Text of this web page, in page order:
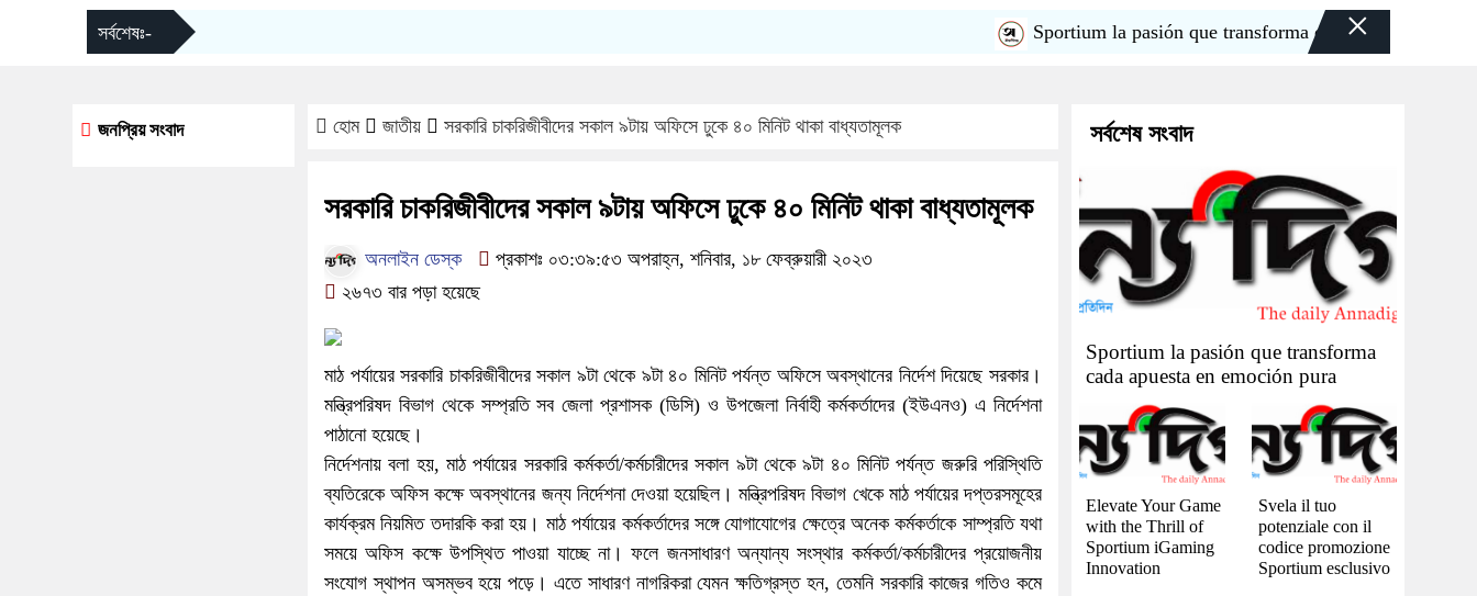
সর্বশেষঃ- Sportium la pasión que transforma cada apuesta en
×
হোম জাতীয় সরকারি চাকরিজীবীদের সকাল ৯টায় অফিসে ঢুকে ৪০ মিনিট থাকা বাধ্যতামূলক
সরকারি চাকরিজীবীদের সকাল ৯টায় অফিসে ঢুকে ৪০ মিনিট থাকা বাধ্যতামূলক
অনলাইন ডেস্ক
প্রকাশঃ ০৩:৩৯:৫৩ অপরাহ্ন, শনিবার, ১৮ ফেব্রুয়ারী ২০২৩
২৬৭৩ বার পড়া হয়েছে
মাঠ পর্যায়ের সরকারি চাকরিজীবীদের সকাল ৯টা থেকে ৯টা ৪০ মিনিট পর্যন্ত অফিসে অবস্থানের নির্দেশ দিয়েছে সরকার।
মন্ত্রিপরিষদ বিভাগ থেকে সম্প্রতি সব জেলা প্রশাসক (ডিসি) ও উপজেলা নির্বাহী কর্মকর্তাদের (ইউএনও) এ নির্দেশনা
পাঠানো হয়েছে।
নির্দেশনায় বলা হয়, মাঠ পর্যায়ের সরকারি কর্মকর্তা/কর্মচারীদের সকাল ৯টা থেকে ৯টা ৪০ মিনিট পর্যন্ত জরুরি পরিস্থিতি
ব্যতিরেকে অফিস কক্ষে অবস্থানের জন্য নির্দেশনা দেওয়া হয়েছিল। মন্ত্রিপরিষদ বিভাগ খেকে মাঠ পর্যায়ের দপ্তরসমূহের
কার্যক্রম নিয়মিত তদারকি করা হয়। মাঠ পর্যায়ের কর্মকর্তাদের সঙ্গে যোগাযোগের ক্ষেত্রে অনেক কর্মকর্তাকে সাম্প্রতি যথা
সময়ে অফিস কক্ষে উপস্থিত পাওয়া যাচ্ছে না। ফলে জনসাধারণ অন্যান্য সংস্থার কর্মকর্তা/কর্মচারীদের প্রয়োজনীয়
সংযোগ স্থাপন অসম্ভব হয়ে পড়ে। এতে সাধারণ নাগরিকরা যেমন ক্ষতিগ্রস্ত হন, তেমনি সরকারি কাজের গতিও কমে
জনপ্রিয় সংবাদ সর্বশেষ সংবাদ
Sportium la pasión que transforma
cada apuesta en emoción pura
Elevate Your Game
with the Thrill of
Sportium iGaming
Innovation
Svela il tuo
potenziale con il
codice promozione
Sportium esclusivo